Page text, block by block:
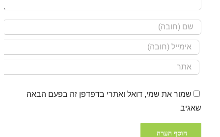
שמור את שמי, דואל ואתרי בדפדפן זה בפעם הבאה
שאגיב